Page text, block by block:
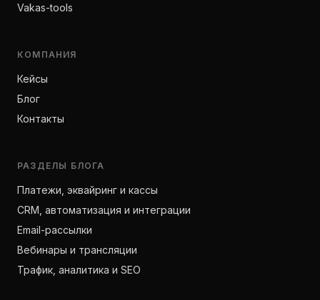
Vakas-tools
КОМПАНИЯ
Кейсы
Блог
Контакты
РАЗДЕЛЫ БЛОГА
Платежи, эквайринг и кассы
CRM, автоматизация и интеграции
Email-рассылки
Вебинары и трансляции
Трафик, аналитика и SEO